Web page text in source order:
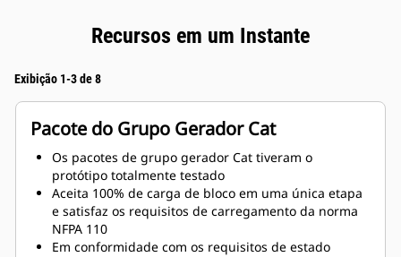
Recursos em um Instante
Exibição 1-3 de 8
Pacote do Grupo Gerador Cat
Os pacotes de grupo gerador Cat tiveram o
protótipo totalmente testado
Aceita 100% de carga de bloco em uma única etapa
e satisfaz os requisitos de carregamento da norma
NFPA 110
Em conformidade com os requisitos de estado